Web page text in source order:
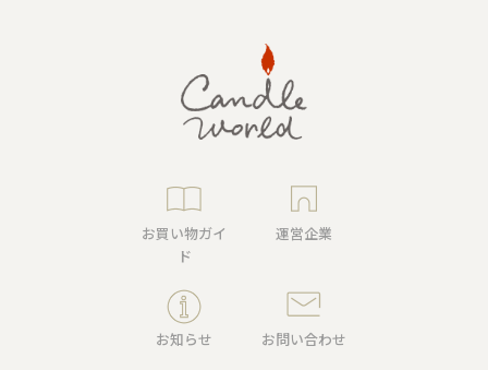
お買い物ガイ
ド
運営企業
お知らせ お問い合わせ